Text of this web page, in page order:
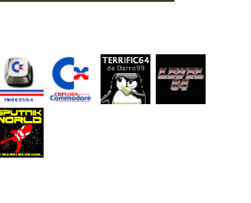
Explora
Commod
ore
Terrifi64
de
Darro99
Marcos64